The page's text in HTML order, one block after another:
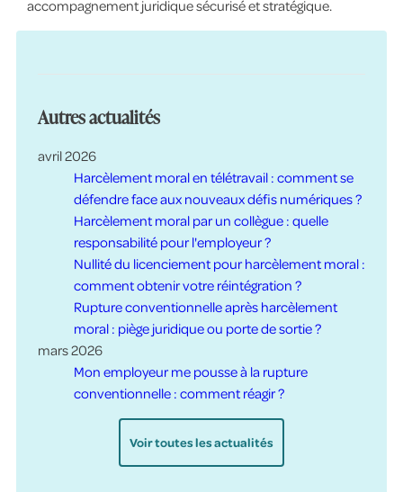
accompagnement juridique sécurisé et stratégique.
Autres actualités
avril 2026
Harcèlement moral en télétravail : comment se
défendre face aux nouveaux défis numériques ?
Harcèlement moral par un collègue : quelle
responsabilité pour l'employeur ?
Nullité du licenciement pour harcèlement moral :
comment obtenir votre réintégration ?
Rupture conventionnelle après harcèlement
moral : piège juridique ou porte de sortie ?
mars 2026
Mon employeur me pousse à la rupture
conventionnelle : comment réagir ?
Voir toutes les actualités